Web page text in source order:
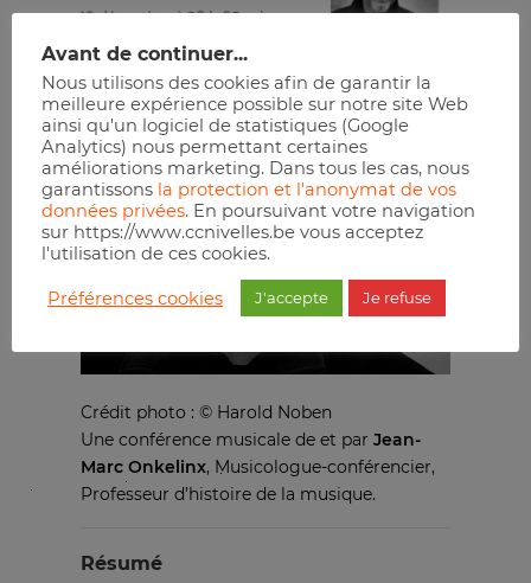
10 décembre à 20 h 00 min
Réserver
Crédit photo : © Harold Noben
Une conférence musicale de et par Jean-
Marc Onkelinx, Musicologue-conférencier,
Professeur d’histoire de la musique.
Résumé
Avant de continuer...
Nous utilisons des cookies afin de garantir la
meilleure expérience possible sur notre site Web
ainsi qu'un logiciel de statistiques (Google
Analytics) nous permettant certaines
améliorations marketing. Dans tous les cas, nous
garantissons la protection et l'anonymat de vos
données privées. En poursuivant votre navigation
sur https://www.ccnivelles.be vous acceptez
l'utilisation de ces cookies.
Préférences cookies J'accepte Je refuse